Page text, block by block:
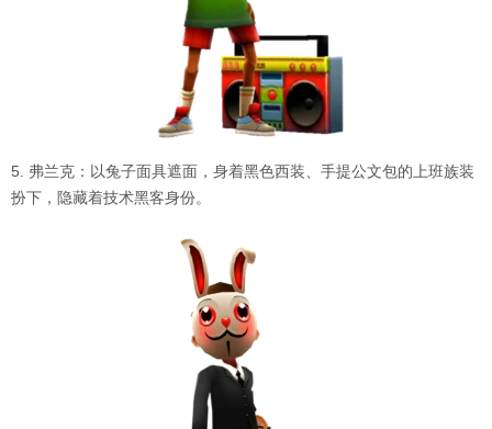
5. 弗兰克：以兔子面具遮面，身着黑色西装、手提公文包的上班族装
扮下，隐藏着技术黑客身份。